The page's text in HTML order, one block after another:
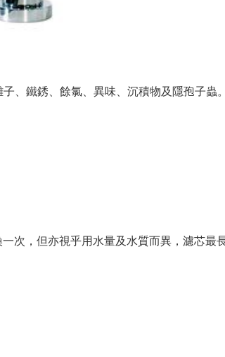
、鐵銹、餘氯、異味、沉積物及隱孢子蟲。
，但亦視乎用水量及水質而異，濾芯最